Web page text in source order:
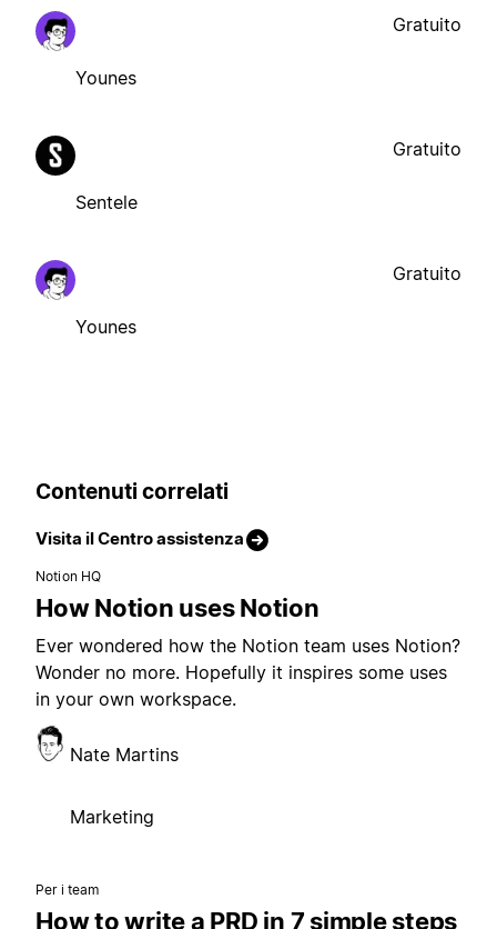
Younes
Gratuito
Sentele
Gratuito
Younes
Gratuito
Contenuti correlati
Visita il Centro assistenza
Notion HQ
How Notion uses Notion
Ever wondered how the Notion team uses Notion?
Wonder no more. Hopefully it inspires some uses
in your own workspace.
Nate Martins
Marketing
Per i team
How to write a PRD in 7 simple steps